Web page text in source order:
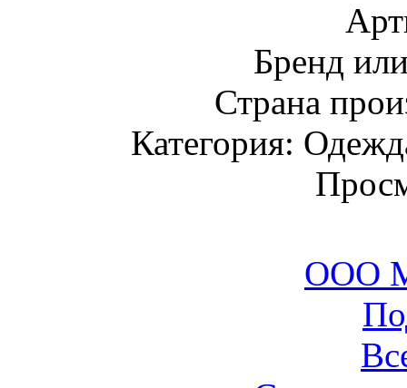
Бренд
Страна
Категория:
ООО